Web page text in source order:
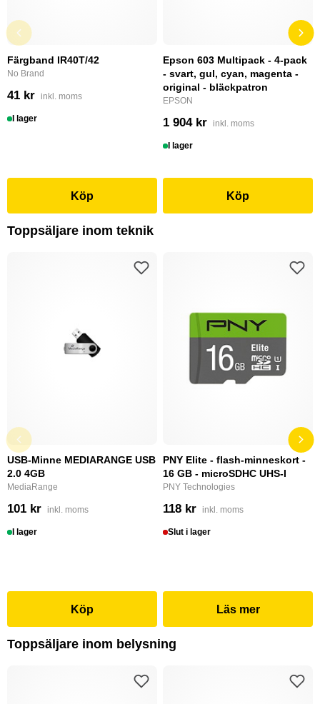
Färgband IR40T/42
No Brand
41 kr inkl. moms
I lager
Köp
Epson 603 Multipack - 4-pack
- svart, gul, cyan, magenta -
original - bläckpatron
EPSON
1 904 kr inkl. moms
I lager
Köp
Toppsäljare inom teknik
USB-Minne MEDIARANGE USB
2.0 4GB
MediaRange
101 kr inkl. moms
I lager
Köp
PNY Elite - flash-minneskort -
16 GB - microSDHC UHS-I
PNY Technologies
118 kr inkl. moms
Slut i lager
Läs mer
Toppsäljare inom belysning